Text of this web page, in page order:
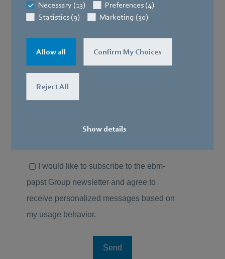
Necessary (13)
Preferences (4)
Statistics (9)
Marketing (30)
Allow all Confirm My Choices
Reject All
Show details